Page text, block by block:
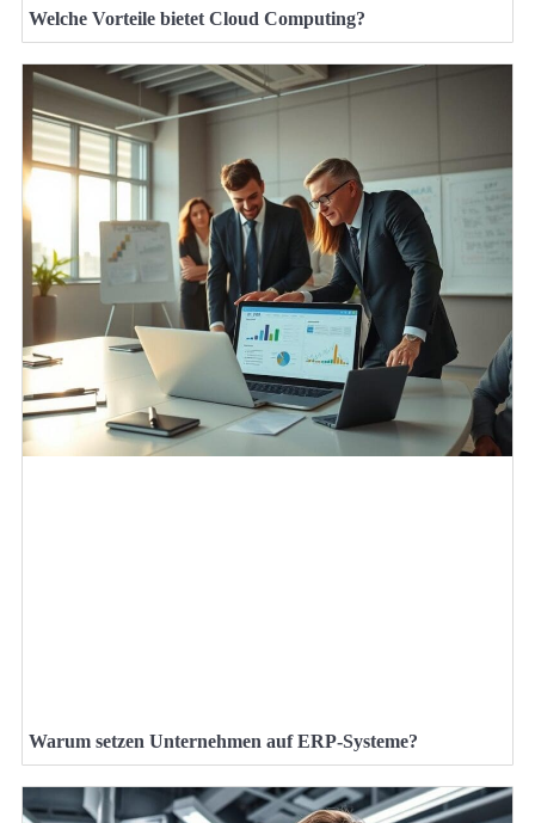
Welche Vorteile bietet Cloud Computing?
Warum setzen Unternehmen auf ERP-Systeme?